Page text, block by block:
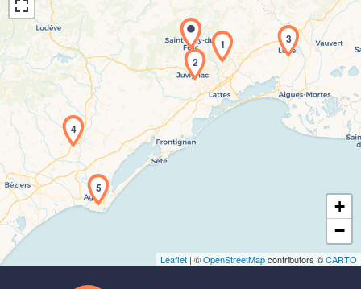
Chargement de la carte en cours...
1
2
3
4
5
+
−
Leaflet | ©OpenStreetMapcontributors ©CARTO